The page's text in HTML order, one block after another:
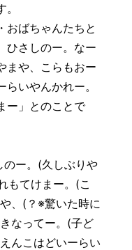
おばちゃんたちと
ひさしのー。なー
まや、こらもおー
いやんかれー。
ー」とのことで
のー。(久しぶりや
もてけまー。(こ
、(？※驚いた時に
なってー。(子ど
んこはどいーらい